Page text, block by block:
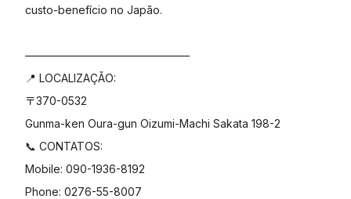
custo-benefício no Japão.
———————————————
📍 LOCALIZAÇÃO:
〒370-0532
Gunma-ken Oura-gun Oizumi-Machi Sakata 198-2
📞 CONTATOS:
Mobile: 090-1936-8192
Phone: 0276-55-8007